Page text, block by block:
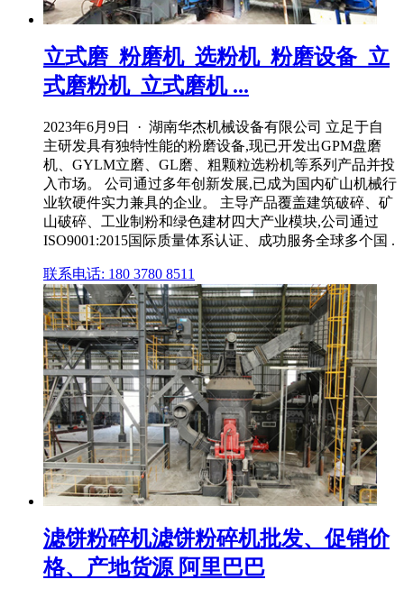
立式磨_粉磨机_选粉机_粉磨设备_立
式磨粉机_立式磨机 ...
2023年6月9日 · 湖南华杰机械设备有限公司 立足于自
主研发具有独特性能的粉磨设备,现已开发出GPM盘磨
机、GYLM立磨、GL磨、粗颗粒选粉机等系列产品并投
入市场。 公司通过多年创新发展,已成为国内矿山机械行
业软硬件实力兼具的企业。 主导产品覆盖建筑破碎、矿
山破碎、工业制粉和绿色建材四大产业模块,公司通过
ISO9001:2015国际质量体系认证、成功服务全球多个国 .
联系电话: 180 3780 8511
滤饼粉碎机滤饼粉碎机批发、促销价
格、产地货源 阿里巴巴